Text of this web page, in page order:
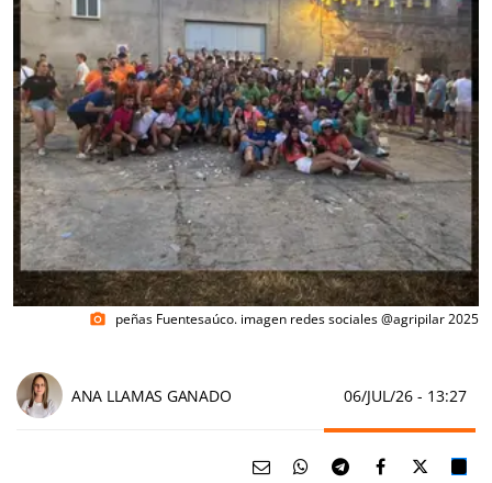
photo_camera peñas Fuentesaúco. imagen redes sociales @agripilar 2025
ANA LLAMAS GANADO 06/JUL/26 - 13:27